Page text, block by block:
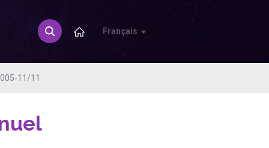
Français
11/11